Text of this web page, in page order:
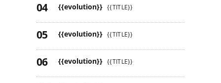
{{evolution}} {{TITLE}}
{{evolution}} {{TITLE}}
{{evolution}} {{TITLE}}